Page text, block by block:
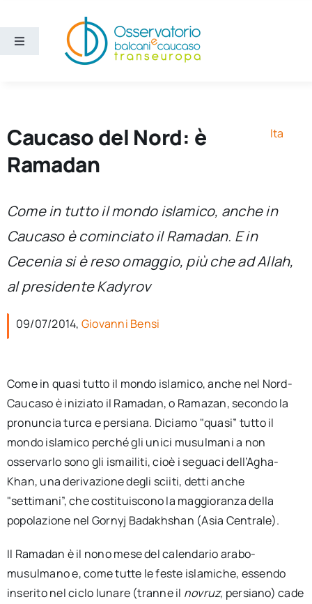
contenuto
Toggle
Ricerca e divulgazione
Sezioni
Chi siamo
per:
Ita
Caucaso del Nord: è
Ramadan
Ita
Come in tutto il mondo islamico, anche in
Caucaso è cominciato il Ramadan. E in
Cecenia si è reso omaggio, più che ad Allah,
al presidente Kadyrov
09/07/2014, Giovanni Bensi
Come in quasi tutto il mondo islamico, anche nel Nord-
Caucaso è iniziato il Ramadan, o Ramazan, secondo la
pronuncia turca e persiana. Diciamo "quasi” tutto il
mondo islamico perché gli unici musulmani a non
osservarlo sono gli ismailiti, cioè i seguaci dell’Agha-
Khan, una derivazione degli sciiti, detti anche
"settimani”, che costituiscono la maggioranza della
popolazione nel Gornyj Badakhshan (Asia Centrale).
Il Ramadan è il nono mese del calendario arabo-
musulmano e, come tutte le feste islamiche, essendo
inserito nel ciclo lunare (tranne il novruz, persiano) cade